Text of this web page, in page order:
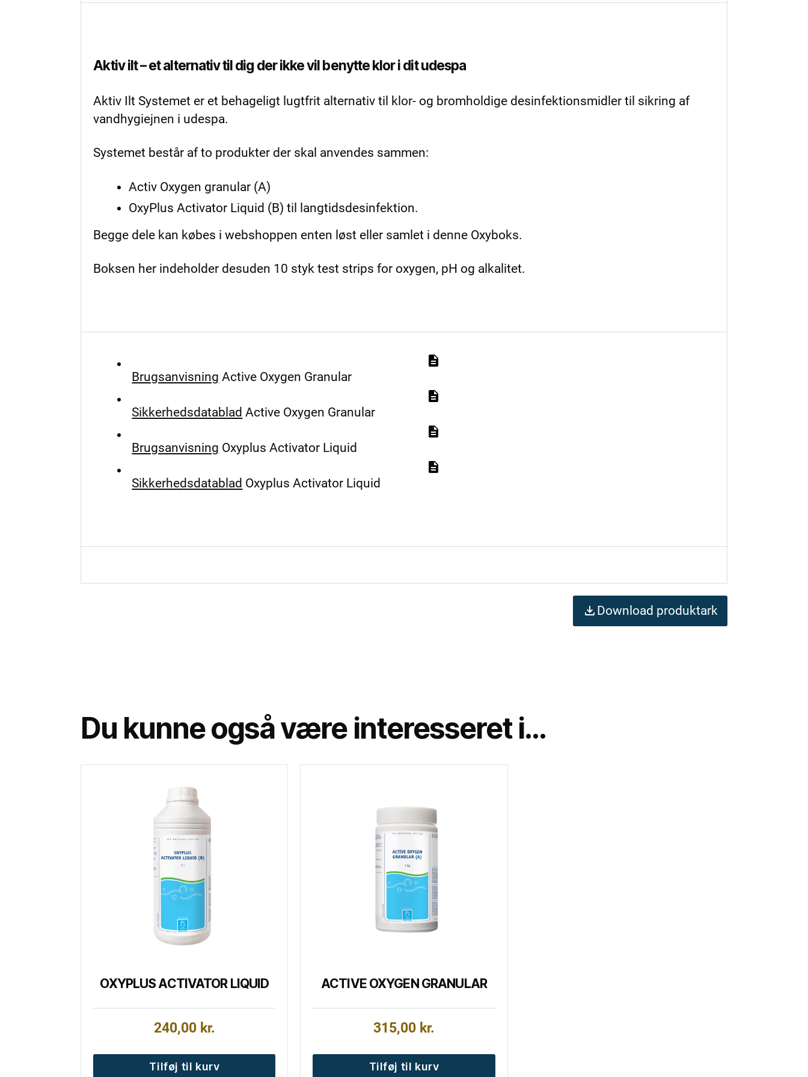
Aktiv ilt – et alternativ til dig der ikke vil benytte klor i dit udespa
Aktiv Ilt Systemet er et behageligt lugtfrit alternativ til klor- og bromholdige desinfektionsmidler til sikring af
vandhygiejnen i udespa.
Systemet består af to produkter der skal anvendes sammen:
Activ Oxygen granular (A)
OxyPlus Activator Liquid (B) til langtidsdesinfektion.
Begge dele kan købes i webshoppen enten løst eller samlet i denne Oxyboks.
Boksen her indeholder desuden 10 styk test strips for oxygen, pH og alkalitet.
Brugsanvisning Active Oxygen Granular
Sikkerhedsdatablad Active Oxygen Granular
Brugsanvisning Oxyplus Activator Liquid
Sikkerhedsdatablad Oxyplus Activator Liquid
Download produktark
Du kunne også være interesseret i…
OXYPLUS ACTIVATOR LIQUID
240,00 kr.
Tilføj til kurv
ACTIVE OXYGEN GRANULAR
315,00 kr.
Tilføj til kurv